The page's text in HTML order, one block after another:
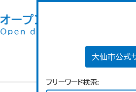
大仙市公式
フリーワード検索